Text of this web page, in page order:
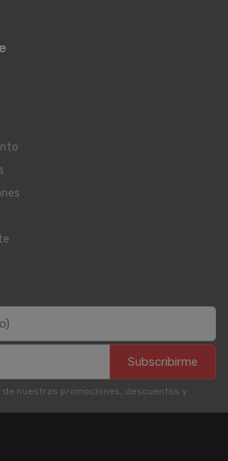
Subscribirme
nuestras promociones, descuentos y